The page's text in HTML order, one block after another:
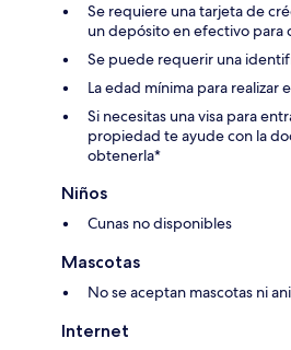
Se requiere una tarjeta de
un depósito en efectivo para
Se puede requerir una
La edad mínima para realizar
Si necesitas una visa para
propiedad te ayude con la
obtenerla*
Niños
Cunas no disponibles
Mascotas
No se aceptan mascotas ni
Internet